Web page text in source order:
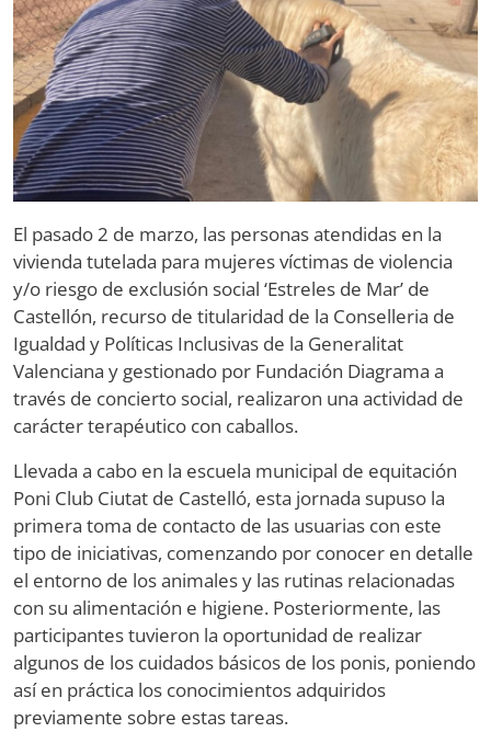
El pasado 2 de marzo, las personas atendidas en la
vivienda tutelada para mujeres víctimas de violencia
y/o riesgo de exclusión social ‘Estreles de Mar’ de
Castellón, recurso de titularidad de la Conselleria de
Igualdad y Políticas Inclusivas de la Generalitat
Valenciana y gestionado por Fundación Diagrama a
través de concierto social, realizaron una actividad de
carácter terapéutico con caballos.
Llevada a cabo en la escuela municipal de equitación
Poni Club Ciutat de Castelló, esta jornada supuso la
primera toma de contacto de las usuarias con este
tipo de iniciativas, comenzando por conocer en detalle
el entorno de los animales y las rutinas relacionadas
con su alimentación e higiene. Posteriormente, las
participantes tuvieron la oportunidad de realizar
algunos de los cuidados básicos de los ponis, poniendo
así en práctica los conocimientos adquiridos
previamente sobre estas tareas.